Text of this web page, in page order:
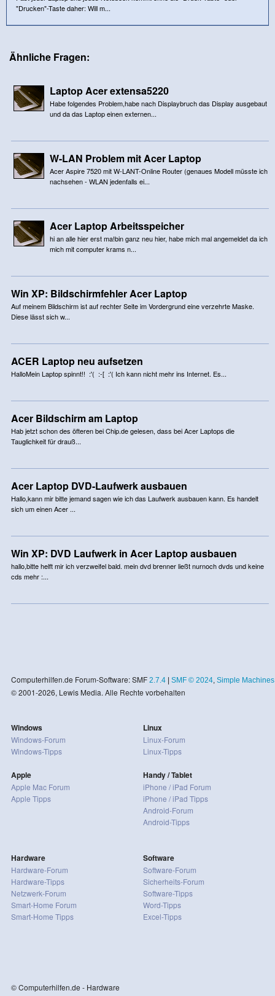
"Drucken"-Taste daher: Will m...
Ähnliche Fragen:
Laptop Acer extensa5220
Habe folgendes Problem,habe nach Displaybruch das Display ausgebaut
und da das Laptop einen externen...
W-LAN Problem mit Acer Laptop
Acer Aspire 7520 mit W-LANT-Online Router (genaues Modell müsste ich
nachsehen - WLAN jedenfalls ei...
Acer Laptop Arbeitsspeicher
hi an alle hier erst ma!bin ganz neu hier, habe mich mal angemeldet da ich
mich mit computer krams n...
Win XP: Bildschirmfehler Acer Laptop
Auf meinem Bildschirm ist auf rechter Seite im Vordergrund eine verzehrte Maske.
Diese lässt sich w...
ACER Laptop neu aufsetzen
HalloMein Laptop spinnt!! :'( :-[ :'( Ich kann nicht mehr ins Internet. Es...
Acer Bildschirm am Laptop
Hab jetzt schon des öfteren bei Chip.de gelesen, dass bei Acer Laptops die
Tauglichkeit für drauß...
Acer Laptop DVD-Laufwerk ausbauen
Hallo,kann mir bitte jemand sagen wie ich das Laufwerk ausbauen kann. Es handelt
sich um einen Acer ...
Win XP: DVD Laufwerk in Acer Laptop ausbauen
hallo,bitte helft mir ich verzweifel bald. mein dvd brenner ließt nurnoch dvds und keine
cds mehr :...
Computerhilfen.de Forum-Software: SMF 2.7.4| SMF © 2024, Simple Machines
© 2001-2026, Lewis Media. Alle Rechte vorbehalten
Windows
Windows-Forum
Windows-Tipps
Apple
Apple Mac Forum
Apple Tipps
Linux
Linux-Forum
Linux-Tipps
Handy / Tablet
iPhone / iPad Forum
iPhone / iPad Tipps
Android-Forum
Android-Tipps
Hardware
Hardware-Forum
Hardware-Tipps
Netzwerk-Forum
Smart-Home Forum
Smart-Home Tipps
Software
Software-Forum
Sicherheits-Forum
Software-Tipps
Word-Tipps
Excel-Tipps
© Computerhilfen.de - Hardware